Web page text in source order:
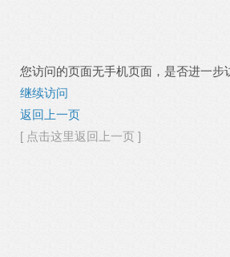
您访问的页面无手机页面，是否进一步
继续访问
返回上一页
[ 点击这里返回上一页 ]